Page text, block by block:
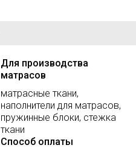
Для производства
матрасов
матрасные ткани,
наполнители для матрасов,
пружинные блоки, стежка
ткани
Способ оплаты